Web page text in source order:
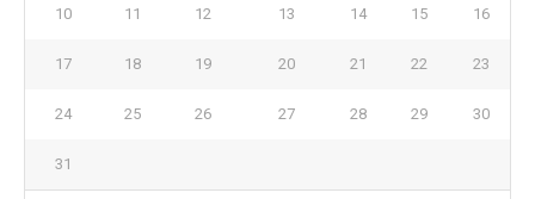
10 11 12 13 14 15 16
17 18 19 20 21 22 23
24 25 26 27 28 29 30
31